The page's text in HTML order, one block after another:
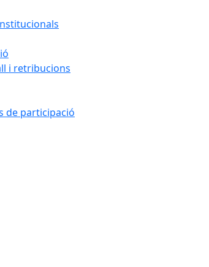
i retribucions
de participació